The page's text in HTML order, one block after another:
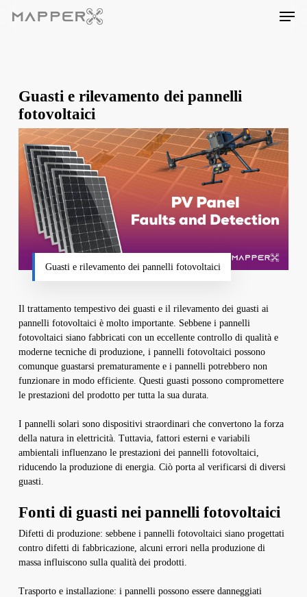
Menu
Guasti e rilevamento dei pannelli
fotovoltaici
Guasti e rilevamento dei pannelli fotovoltaici
Il trattamento tempestivo dei guasti e il rilevamento dei guasti ai
pannelli fotovoltaici è molto importante. Sebbene i pannelli
fotovoltaici siano fabbricati con un eccellente controllo di qualità e
moderne tecniche di produzione, i pannelli fotovoltaici possono
comunque guastarsi prematuramente e i pannelli potrebbero non
funzionare in modo efficiente. Questi guasti possono compromettere
le prestazioni del prodotto per tutta la sua durata.
I pannelli solari sono dispositivi straordinari che convertono la forza
della natura in elettricità. Tuttavia, fattori esterni e variabili
ambientali influenzano le prestazioni dei pannelli fotovoltaici,
riducendo la produzione di energia. Ciò porta al verificarsi di diversi
guasti.
Fonti di guasti nei pannelli fotovoltaici
Difetti di produzione: sebbene i pannelli fotovoltaici siano progettati
contro difetti di fabbricazione, alcuni errori nella produzione di
massa influiscono sulla qualità dei prodotti.
Trasporto e installazione: i pannelli possono essere danneggiati